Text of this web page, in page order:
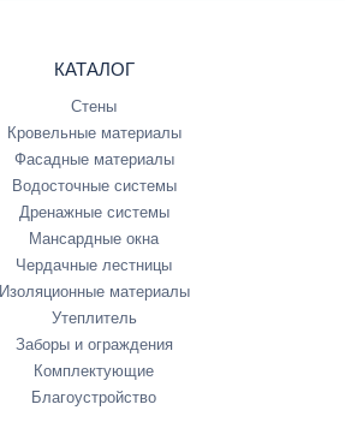
КАТАЛОГ
Стены
Кровельные материалы
Фасадные материалы
Водосточные системы
Дренажные системы
Мансардные окна
Чердачные лестницы
Изоляционные материалы
Утеплитель
Заборы и ограждения
Комплектующие
Благоустройство